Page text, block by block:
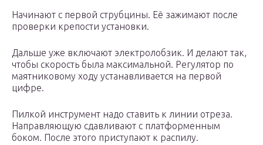
Начинают с первой струбцины. Её зажимают после
проверки крепости установки.
Дальше уже включают электролобзик. И делают так,
чтобы скорость была максимальной. Регулятор по
маятниковому ходу устанавливается на первой
цифре.
Пилкой инструмент надо ставить к линии отреза.
Направляющую сдавливают с платформенным
боком. После этого приступают к распилу.